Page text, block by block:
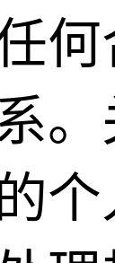
何
。
个